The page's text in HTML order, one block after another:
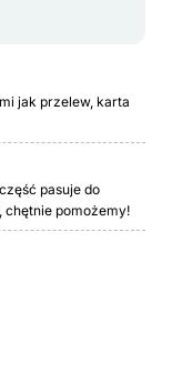
jak przelew, karta
pasuje do
chętnie pomożemy!